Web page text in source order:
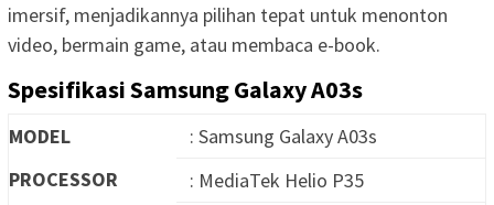
imersif, menjadikannya pilihan tepat untuk menonton
video, bermain game, atau membaca e-book.
Spesifikasi Samsung Galaxy A03s
MODEL
: Samsung Galaxy A03s
PROCESSOR
: MediaTek Helio P35